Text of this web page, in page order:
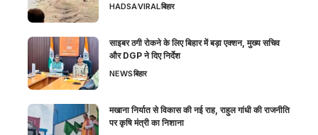
HADSAVIRALबिहार
साइबर ठगी रोकने के लिए बिहार में बड़ा एक्शन, मुख्य सचिव
और DGP ने दिए निर्देश
NEWSबिहार
मखाना निर्यात से विकास की नई राह, राहुल गांधी की राजनीति
पर कृषि मंत्री का निशाना